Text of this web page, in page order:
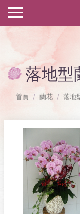
落地型
首頁 蘭花 落地